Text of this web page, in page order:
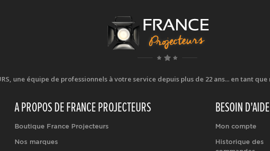
une équipe de professionnels à votre service depuis plus de 22 ans... en tant
A PROPOS DE FRANCE PROJECTEURS
Boutique France Projecteurs
Nos marques
BESOIN
Mon compte
Historique des